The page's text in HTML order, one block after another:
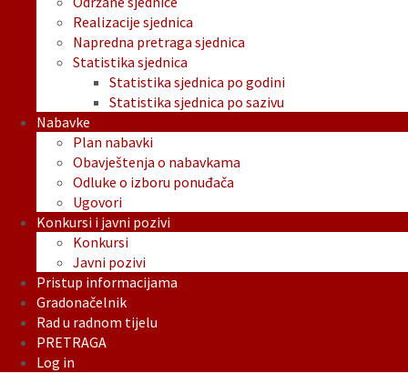
Realizacije sjednica
Napredna pretraga sjednica
Statistika sjednica
Statistika sjednica po godini
Statistika sjednica po sazivu
Nabavke
Plan nabavki
Obavještenja o nabavkama
Odluke o izboru ponuđača
Ugovori
Konkursi i javni pozivi
Konkursi
Javni pozivi
Pristup informacijama
Gradonačelnik
Rad u radnom tijelu
PRETRAGA
Log in